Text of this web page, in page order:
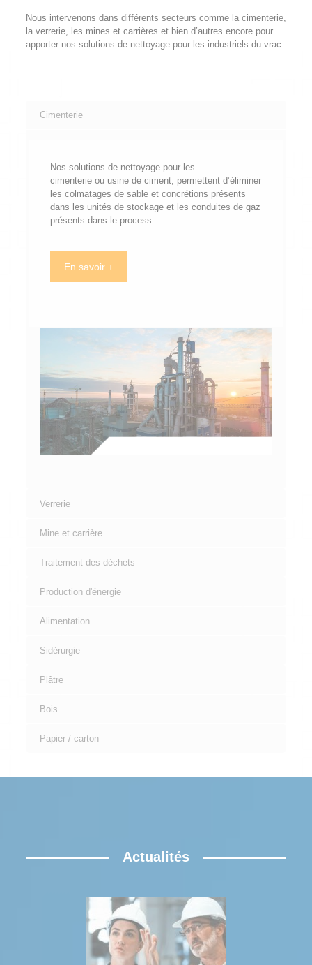
Nous intervenons dans différents secteurs comme la cimenterie,
la verrerie, les mines et carrières et bien d’autres encore pour
apporter nos solutions de nettoyage pour les industriels du vrac.
Cimenterie
Nos solutions de nettoyage pour les
cimenterie ou usine de ciment, permettent d’éliminer
les colmatages de sable et concrétions présents
dans les unités de stockage et les conduites de gaz
présents dans le process.
En savoir +
Verrerie
Mine et carrière
Traitement des déchets
Production d'énergie
Alimentation
Sidérurgie
Plâtre
Bois
Papier / carton
Actualités